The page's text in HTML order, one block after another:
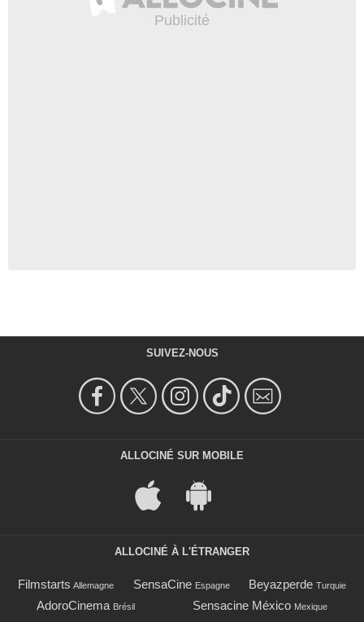
SUIVEZ-NOUS
ALLOCINÉ SUR MOBILE
ALLOCINÉ À L'ÉTRANGER
Filmstarts Allemagne SensaCine Espagne Beyazperde Turquie
AdoroCinema Brésil Sensacine México Mexique